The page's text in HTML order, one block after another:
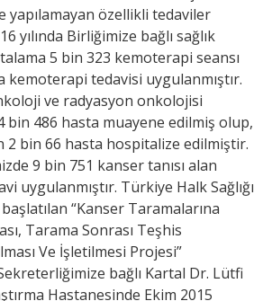
özellikli tedaviler
yılında Birliğimize bağlı sağlık
5 bin 323 kemoterapi seansı
kemoterapi tedavisi uygulanmıştır.
ve radyasyon onkolojisi
486 hasta muayene edilmiş olup,
2 bin 66 hasta hospitalize edilmiştir.
9 bin 751 kanser tanısı alan
uygulanmıştır. Türkiye Halk Sağlığı
“Kanser Taramalarına
Tarama Sonrası Teşhis
Ve İşletilmesi Projesi”
bağlı Kartal Dr. Lütfi
Hastanesinde Ekim 2015